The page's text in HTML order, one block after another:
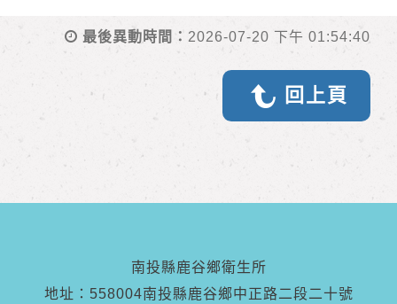
最後異動時間： 2026-07-20 下午 01:54:40
回上頁
南投縣鹿谷鄉衛生所
地址：558004南投縣鹿谷鄉中正路二段二十號